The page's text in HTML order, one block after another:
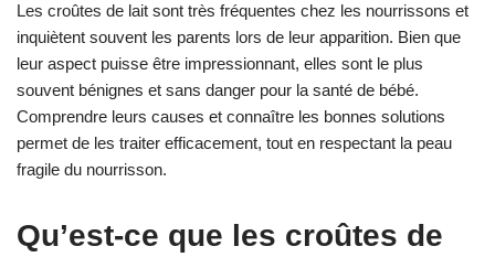
Les croûtes de lait sont très fréquentes chez les nourrissons et
inquiètent souvent les parents lors de leur apparition. Bien que
leur aspect puisse être impressionnant, elles sont le plus
souvent bénignes et sans danger pour la santé de bébé.
Comprendre leurs causes et connaître les bonnes solutions
permet de les traiter efficacement, tout en respectant la peau
fragile du nourrisson.
Qu’est-ce que les croûtes de